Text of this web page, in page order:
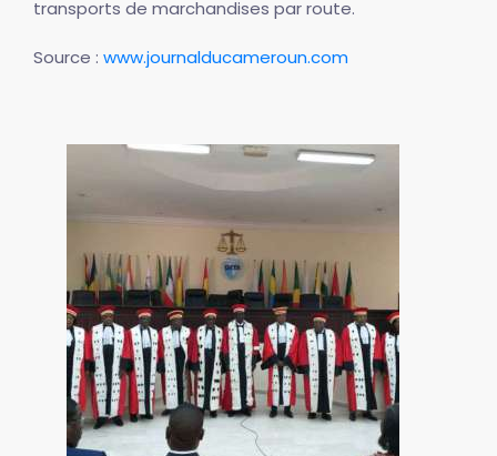
transports de marchandises par route.
Source : www.journalducameroun.com